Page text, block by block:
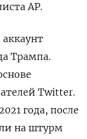
AP.
Трампа.
Twitter.
года, после
на штурм